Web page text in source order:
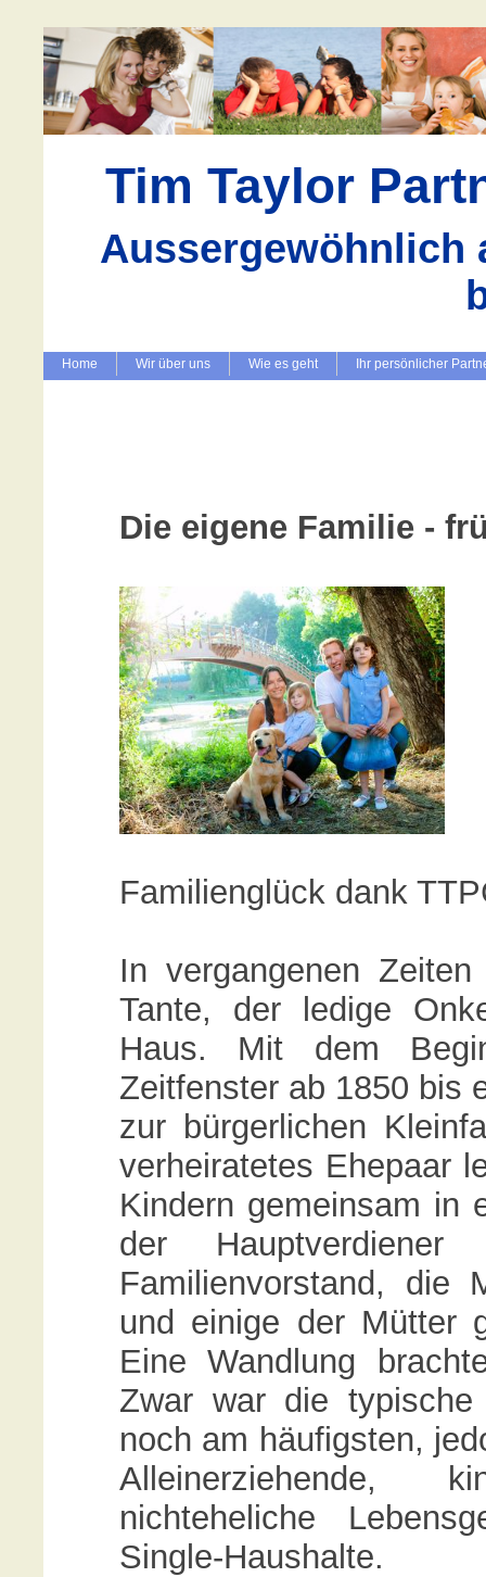
Tim Taylor
Aussergewöhnlich
Home Wir über uns Wie es geht Ihr persönlicher
Die eigene Familie -
Familienglück dank
In vergangenen
Tante, der ledige
Haus. Mit dem
Zeitfenster ab 1850 bis
zur bürgerlichen
verheiratetes Ehepaar
Kindern gemeinsam in
der
Familienvorstand, die
und einige der Mütter
Eine Wandlung
Zwar war die
noch am häufigsten,
Alleinerziehende,
nichteheliche
Single-Haushalte.